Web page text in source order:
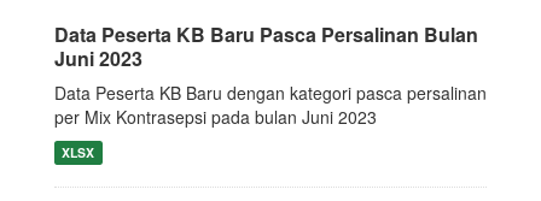
Data Peserta KB Baru Pasca Persalinan Bulan
Juni 2023
Data Peserta KB Baru dengan kategori pasca persalinan
per Mix Kontrasepsi pada bulan Juni 2023
XLSX